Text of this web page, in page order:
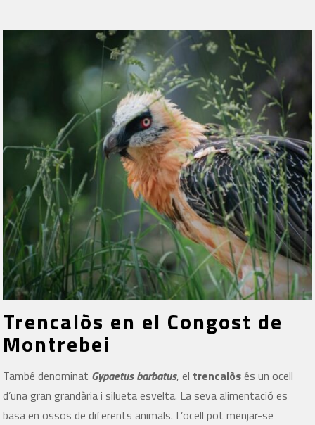
Trencalòs en el Congost de
Montrebei
També denominat Gypaetus barbatus, el trencalòsés un ocell
d’una gran grandària i silueta esvelta. La seva alimentació es
basa en ossos de diferents animals. L’ocell pot menjar-se